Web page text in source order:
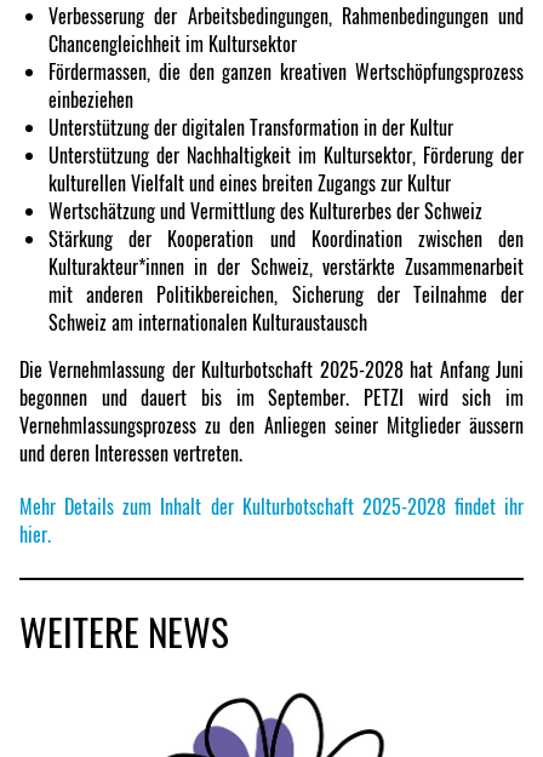
Verbesserung der Arbeitsbedingungen, Rahmenbedingungen und
Chancengleichheit im Kultursektor
Fördermassen, die den ganzen kreativen Wertschöpfungsprozess
einbeziehen
Unterstützung der digitalen Transformation in der Kultur
Unterstützung der Nachhaltigkeit im Kultursektor, Förderung der
kulturellen Vielfalt und eines breiten Zugangs zur Kultur
Wertschätzung und Vermittlung des Kulturerbes der Schweiz
Stärkung der Kooperation und Koordination zwischen den
Kulturakteur*innen in der Schweiz, verstärkte Zusammenarbeit
mit anderen Politikbereichen, Sicherung der Teilnahme der
Schweiz am internationalen Kulturaustausch
Die Vernehmlassung der Kulturbotschaft 2025-2028 hat Anfang Juni
begonnen und dauert bis im September. PETZI wird sich im
Vernehmlassungsprozess zu den Anliegen seiner Mitglieder äussern
und deren Interessen vertreten.
Mehr Details zum Inhalt der Kulturbotschaft 2025-2028 findet ihr
hier.
WEITERE NEWS